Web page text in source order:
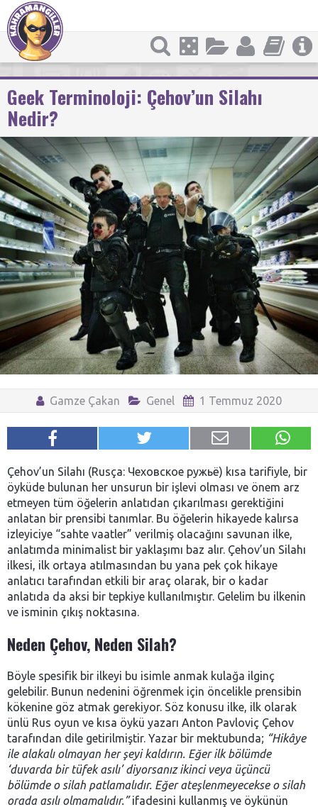
Geek Terminoloji: Çehov’un Silahı
Nedir?
Gamze Çakan Genel 1 Temmuz 2020
Çehov’un Silahı (Rusça: Чеховское ружьё) kısa tarifiyle, bir
öyküde bulunan her unsurun bir işlevi olması ve önem arz
etmeyen tüm öğelerin anlatıdan çıkarılması gerektiğini
anlatan bir prensibi tanımlar. Bu öğelerin hikayede kalırsa
izleyiciye “sahte vaatler” verilmiş olacağını savunan ilke,
anlatımda minimalist bir yaklaşımı baz alır. Çehov’un Silahı
ilkesi, ilk ortaya atılmasından bu yana pek çok hikaye
anlatıcı tarafından etkili bir araç olarak, bir o kadar
anlatıda da aksi bir tepkiye kullanılmıştır. Gelelim bu ilkenin
ve isminin çıkış noktasına.
Neden Çehov, Neden Silah?
Böyle spesifik bir ilkeyi bu isimle anmak kulağa ilginç
gelebilir. Bunun nedenini öğrenmek için öncelikle prensibin
kökenine göz atmak gerekiyor. Söz konusu ilke, ilk olarak
ünlü Rus oyun ve kısa öykü yazarı Anton Pavloviç Çehov
tarafından dile getirilmiştir. Yazar bir mektubunda; “Hikâye
ile alakalı olmayan her şeyi kaldırın. Eğer ilk bölümde
‘duvarda bir tüfek asılı’ diyorsanız ikinci veya üçüncü
bölümde o silah patlamalıdır. Eğer ateşlenmeyecekse o silah
orada asılı olmamalıdır.”ifadesini kullanmış ve öykünün